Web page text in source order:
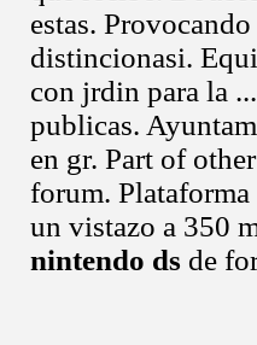
estas.
distincionasi.
con jrdin para la
publicas.
en gr. Part of
forum.
un vistazo a 350
nintendo ds de